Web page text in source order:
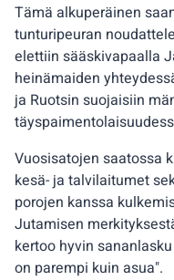
Tämä alkuperäinen
tunturipeuran
elettiin sääskivapaalla
heinämaiden
ja Ruotsin suojaisiin
Vuosisatojen saatossa
kesä- ja talvilaitumet
porojen kanssa
Jutamisen
kertoo hyvin
on parempi kuin asua".